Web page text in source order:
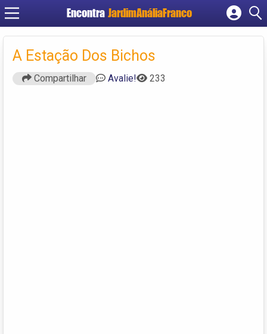
Encontra JardimAnáliaFranco
Cadastrar empresa
Criar conta
A Estação Dos Bichos
Compartilhar Avalie! 233